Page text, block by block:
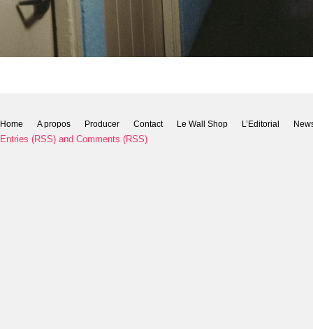
Home A propos Producer Contact Le Wall Shop L’Editorial
Entries (RSS) and Comments (RSS)